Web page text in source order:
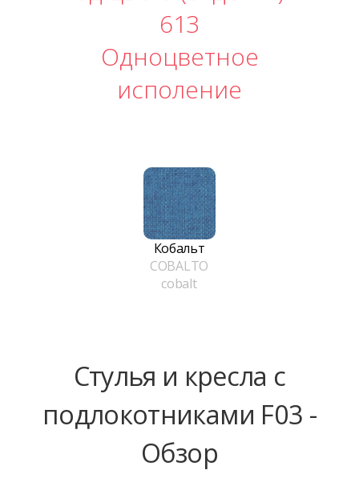
613
Одноцветное
исполение
Кобальт
COBALTO
cobalt
Стулья и кресла с
подлокотниками F03 -
Обзор